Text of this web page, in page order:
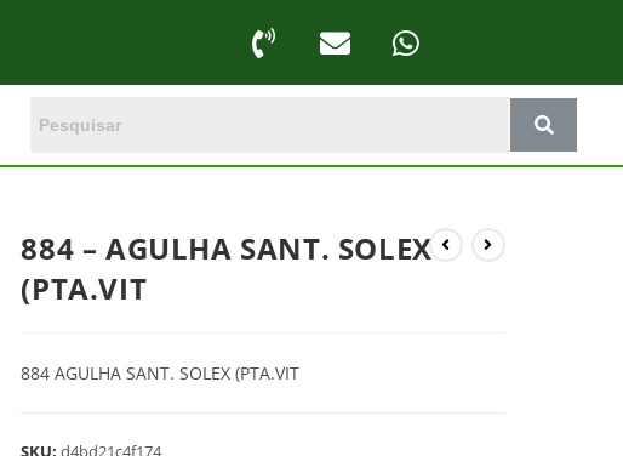
884 – AGULHA SANT. SOLEX
(PTA.VIT
884 AGULHA SANT. SOLEX (PTA.VIT
SKU:d4bd21c4f174